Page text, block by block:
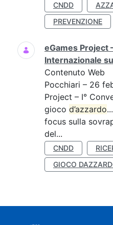
CNDD
PREVENZIONE
eGames Project
Internazionale
Contenuto Web
Pocchiari – 26
Project – I°
gioco d’azzardo
focus sulla
del...
CNDD
GIOCO